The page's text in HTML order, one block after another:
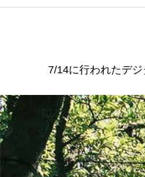
7/14に行われたデ